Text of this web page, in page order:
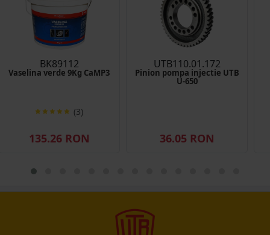
BK89112
Vaselina verde 9Kg CaMP3
(3)
135.26 RON
UTB110.01.172
Pinion pompa injectie UTB
U-650
36.05 RON